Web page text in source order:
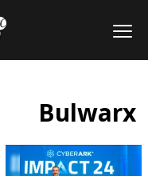
Bulwarx